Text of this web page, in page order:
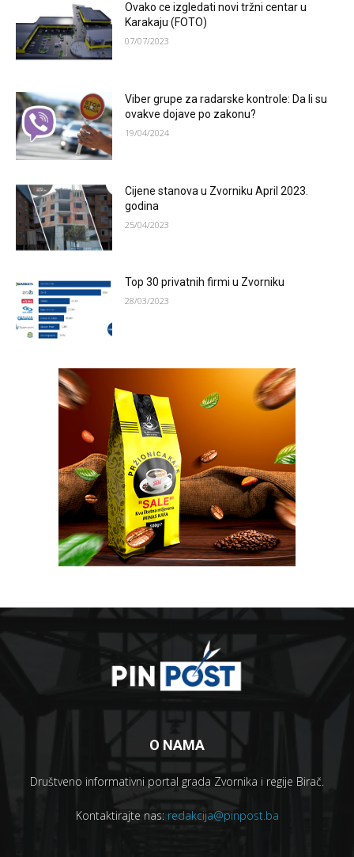
Ovako ce izgledati novi tržni centar u
Karakaju (FOTO)
07/07/2023
Viber grupe za radarske kontrole: Da li su
ovakve dojave po zakonu?
19/04/2024
Cijene stanova u Zvorniku April 2023.
godina
25/04/2023
Top 30 privatnih firmi u Zvorniku
28/03/2023
O NAMA
Društveno informativni portal grada Zvornika i regije Birač.
Kontaktirajte nas: redakcija@pinpost.ba